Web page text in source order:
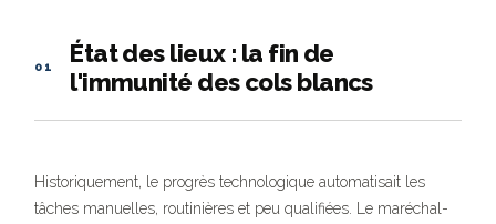
01
État des lieux : la fin de
l'immunité des cols blancs
Historiquement, le progrès technologique automatisait les
tâches manuelles, routinières et peu qualifiées. Le maréchal-